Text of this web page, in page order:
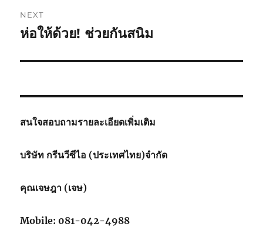
NEXT
Next
ห่อให้ด้วย! ช่วยกันสนิม
สนใจสอบถามรายละเอียดเพิ่มเติม
บริษัท กรีนวีซีไอ (ประเทศไทย)จำกัด
คุณเจษฎา (เจษ)
Mobile: 081-042-4988